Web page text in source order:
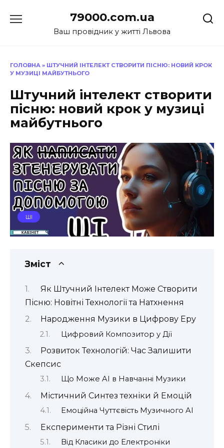
до
79000.com.ua
Ваш провідник у житті Львова
ГОЛОВНА » ШТУЧНИЙ ІНТЕЛЕКТ СТВОРИТИ ПІСНЮ: НОВИЙ КРОК
У МУЗИЦІ МАЙБУТНЬОГО
Штучний інтелект створити
пісню: новий крок у музиці
майбутнього
ШІ
Зміст
Як Штучний Інтелект Може Створити
Пісню: Новітні Технології та Натхнення
Народження Музики в Цифрову Еру
Цифровий Композитор у Дії
Розвиток Технологій: Час Залишити
Скепсис
Що Може AI в Навчанні Музики
Містичний Синтез техніки й Емоцій
Емоційна Чуттєвість Музичного AI
Експерименти та Різні Стилі
Від Класики до Електроніки